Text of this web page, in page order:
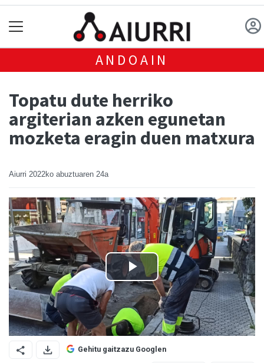
ANDOAIN
Topatu dute herriko
argiterian azken egunetan
mozketa eragin duen matxura
Aiurri 2022ko abuztuaren 24a
Gehitu gaitzazu Googlen